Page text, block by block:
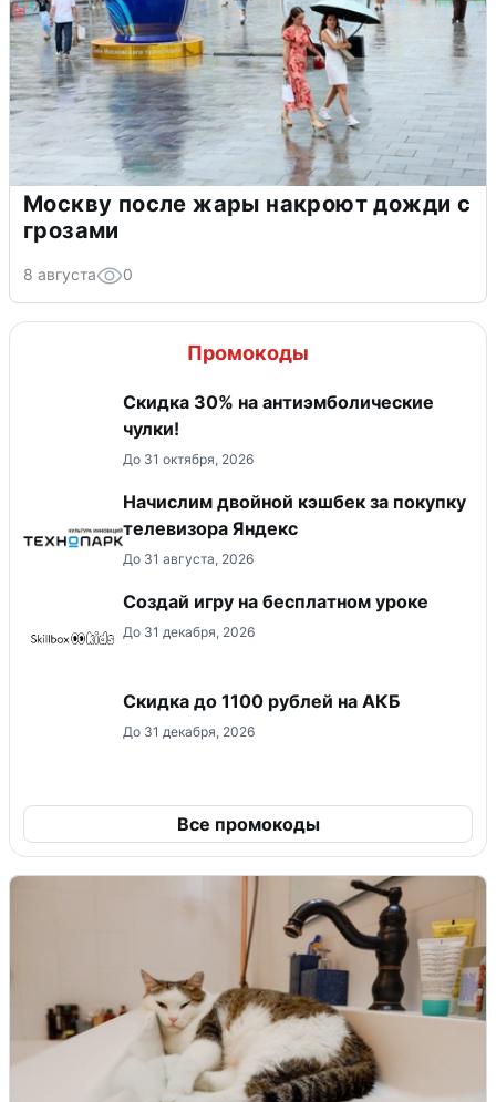
Москву после жары накроют дожди с
грозами
8 августа 0
Промокоды
Скидка 30% на антиэмболические
чулки!
До 31 октября, 2026
Начислим двойной кэшбек за покупку
телевизора Яндекс
До 31 августа, 2026
Создай игру на бесплатном уроке
До 31 декабря, 2026
Скидка до 1100 рублей на АКБ
До 31 декабря, 2026
Все промокоды